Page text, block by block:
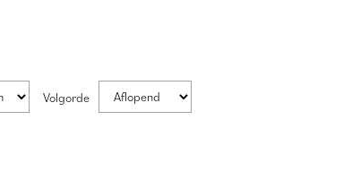
Volgorde